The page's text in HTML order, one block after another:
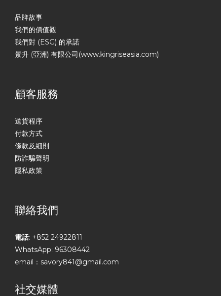
品牌故事
我們的價值觀
我們對 (ESG) 的承諾
景升 (亞洲) 有限公司(www.kingriseasia.com)
顧客服務
送貨程序
付款方式
條款及細則
防詐騙聲明
隱私政策
聯絡我們
電話: +852 24922811
WhatsApp: 96308442
email：savory841@gmail.com
社交媒體